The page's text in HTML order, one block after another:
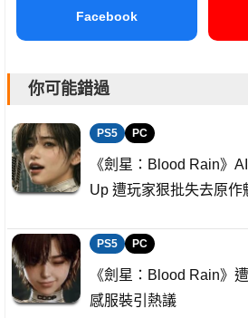
Facebook
你可能錯過
PS5 PC
《劍星：Blood Rain》
Up 遭玩家狠批失去原作
PS5 PC
《劍星：Blood Rain》
感服裝引熱議